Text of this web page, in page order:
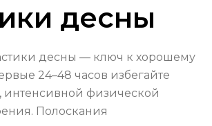
десны
десны — ключ к хорошему
24–48 часов избегайте
физической
Полоскания